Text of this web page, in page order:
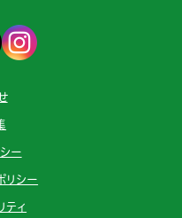
ー
リシー
ティ